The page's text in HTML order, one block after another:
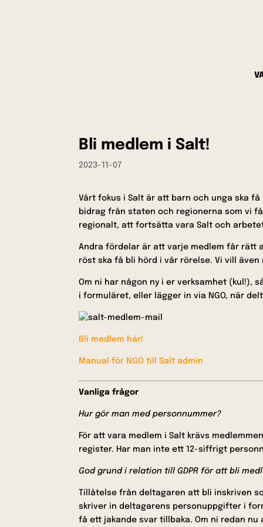
Bli medlem i Salt!
2023-11-07
Vårt fokus i Salt är att barn och unga ska
bidrag från staten och regionerna som vi
regionalt, att fortsätta vara Salt och
Andra fördelar är att varje medlem får rätt
röst ska få bli hörd i vår rörelse. Vi vill
Om ni har någon ny i er verksamhet (kul!),
i formuläret, eller lägger in via NGO, när
Bli medlem här!
Manual för NGO till Salt admin
Vanliga frågor
Hur gör man med personnummer?
För att vara medlem i Salt krävs
register. Har man inte ett 12-siffrigt
God grund i relation till GDPR för att bli
Tillåtelse från deltagaren att bli inskriven
skriver in deltagarens personuppgifter i
få ett jakande svar tillbaka. Om ni redan